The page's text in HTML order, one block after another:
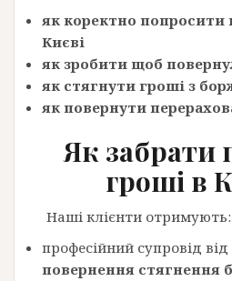
як коректно попросити
Києві
як зробити щоб
як стягнути гроші з
як повернути
Як забрати
гроші в
Наші клієнти отримують:
професійний супровід від
повернення стягнення